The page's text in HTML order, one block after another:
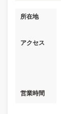
所在地
アクセス
営業時間